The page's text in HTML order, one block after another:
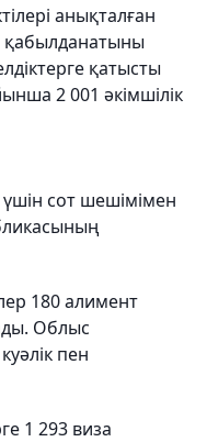
анықталған
қабылданатыны
қатысты
2 001 әкімшілік
сот шешімімен
180 алимент
Облыс
пен
1 293 виза